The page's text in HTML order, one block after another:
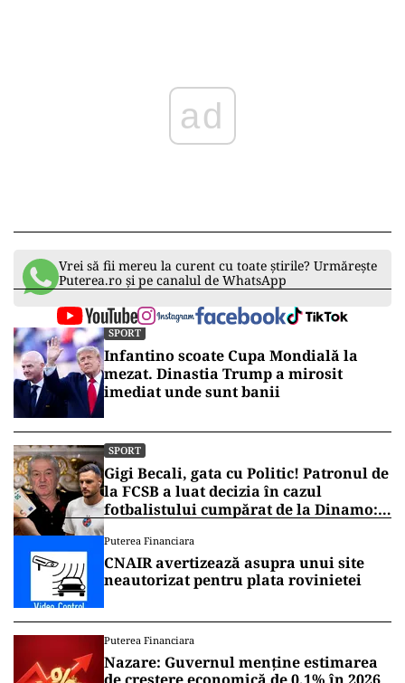
Vrei să fii mereu la curent cu toate știrile? Urmărește
Puterea.ro și pe canalul de WhatsApp
SPORT
Infantino scoate Cupa Mondială la
mezat. Dinastia Trump a mirosit
imediat unde sunt banii
SPORT
Gigi Becali, gata cu Politic! Patronul de
la FCSB a luat decizia în cazul
fotbalistului cumpărat de la Dinamo:
Puterea Financiara
CNAIR avertizează asupra unui site
neautorizat pentru plata rovinietei
Puterea Financiara
Nazare: Guvernul menține estimarea